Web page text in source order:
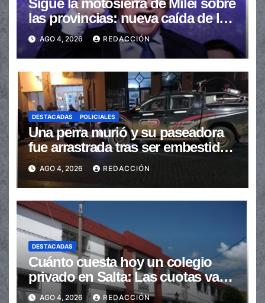
Sigue la motosierra de Milei sobre
las provincias: nueva caída de las
transferencias no automáticas
AGO 4, 2026 REDACCIÓN
DESTACADAS POLICIALES
Una perra murió y su paseadora
fue arrastrada tras ser embestidas
en la senda peatonal
AGO 4, 2026 REDACCIÓN
DESTACADAS
Cuánto cuesta hoy un colegio
privado en Salta: Las cuotas van
de $110.000 a más de $600.000
AGO 4, 2026 REDACCIÓN